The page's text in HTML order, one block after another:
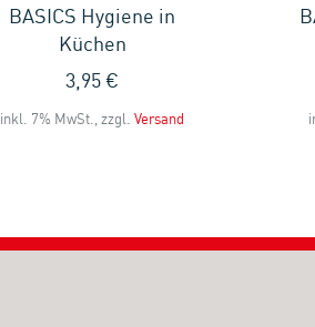
BASICS Hygiene in
Küchen
3,95 €
inkl. 7% MwSt., zzgl. Versand